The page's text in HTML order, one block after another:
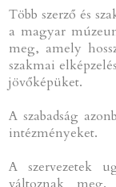
Több szerző és
a magyar
meg, amely
szakmai
jövőképüket.
A szabadság
intézményeket.
A szervezetek